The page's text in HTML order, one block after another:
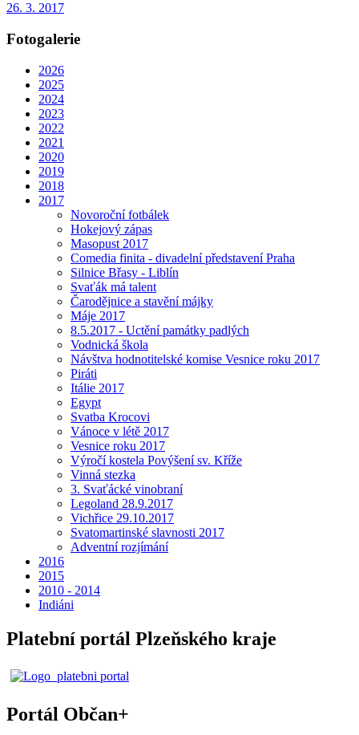
26. 3. 2017
Fotogalerie
2026
2025
2024
2023
2022
2021
2020
2019
2018
2017
Novoroční fotbálek
Hokejový zápas
Masopust 2017
Comedia finita - divadelní představení Praha
Silnice Břasy - Liblín
Svaťák má talent
Čarodějnice a stavění májky
Máje 2017
8.5.2017 - Uctění památky padlých
Vodnická škola
Návštva hodnotitelské komise Vesnice roku 2017
Piráti
Itálie 2017
Egypt
Svatba Krocovi
Vánoce v létě 2017
Vesnice roku 2017
Výročí kostela Povýšení sv. Kříže
Vinná stezka
3. Svaťácké vinobraní
Legoland 28.9.2017
Vichřice 29.10.2017
Svatomartinské slavnosti 2017
Adventní rozjímání
2016
2015
2010 - 2014
Indiáni
Platební portál Plzeňského kraje
Portál Občan+